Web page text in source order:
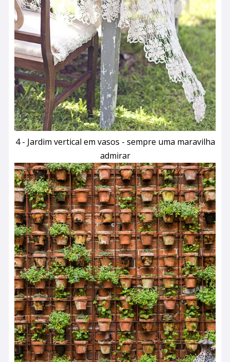
4 - Jardim vertical em vasos - sempre uma maravilha
admirar